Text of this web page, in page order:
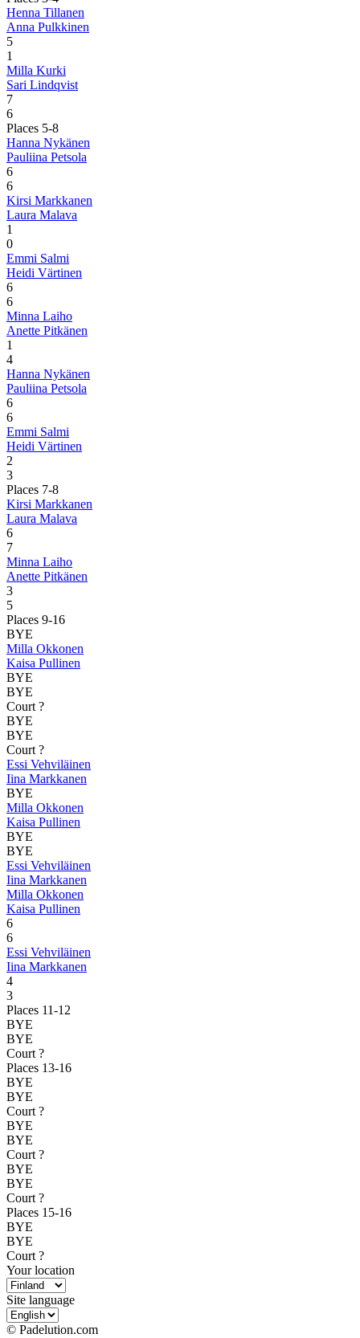
Henna Tillanen
Anna Pulkkinen
5
1
Milla Kurki
Sari Lindqvist
7
6
Places 5-8
Hanna Nykänen
Pauliina Petsola
6
6
Kirsi Markkanen
Laura Malava
1
0
Emmi Salmi
Heidi Värtinen
6
6
Minna Laiho
Anette Pitkänen
1
4
Hanna Nykänen
Pauliina Petsola
6
6
Emmi Salmi
Heidi Värtinen
2
3
Places 7-8
Kirsi Markkanen
Laura Malava
6
7
Minna Laiho
Anette Pitkänen
3
5
Places 9-16
BYE
Milla Okkonen
Kaisa Pullinen
BYE
BYE
Court ?
BYE
BYE
Court ?
Essi Vehviläinen
Iina Markkanen
BYE
Milla Okkonen
Kaisa Pullinen
BYE
BYE
Essi Vehviläinen
Iina Markkanen
Milla Okkonen
Kaisa Pullinen
6
6
Essi Vehviläinen
Iina Markkanen
4
3
Places 11-12
BYE
BYE
Court ?
Places 13-16
BYE
BYE
Court ?
BYE
BYE
Court ?
BYE
BYE
Court ?
Places 15-16
BYE
BYE
Court ?
Your location
Site language
© Padelution.com